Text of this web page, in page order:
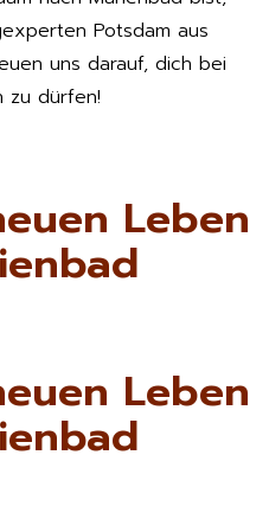
Potsdam aus
uns darauf, dich bei
zu dürfen!
Leben
Leben